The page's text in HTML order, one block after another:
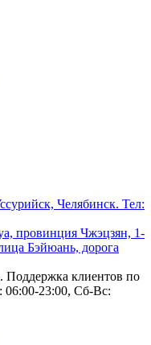
Челябинск. Тел:
провинция Чжэцзян, 1-
Бэйюань, дорога
Поддержка клиентов по
23:00, Сб-Вс: